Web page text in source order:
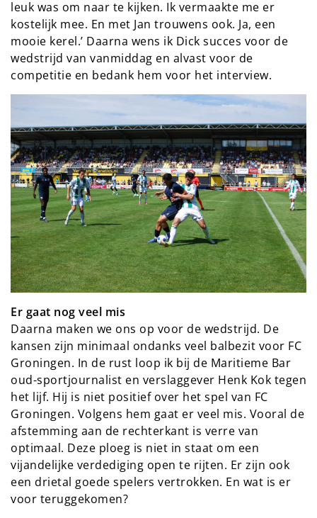
leuk was om naar te kijken. Ik vermaakte me er
kostelijk mee. En met Jan trouwens ook. Ja, een
mooie kerel.’ Daarna wens ik Dick succes voor de
wedstrijd van vanmiddag en alvast voor de
competitie en bedank hem voor het interview.
Er gaat nog veel mis
Daarna maken we ons op voor de wedstrijd. De
kansen zijn minimaal ondanks veel balbezit voor FC
Groningen. In de rust loop ik bij de Maritieme Bar
oud-sportjournalist en verslaggever Henk Kok tegen
het lijf. Hij is niet positief over het spel van FC
Groningen. Volgens hem gaat er veel mis. Vooral de
afstemming aan de rechterkant is verre van
optimaal. Deze ploeg is niet in staat om een
vijandelijke verdediging open te rijten. Er zijn ook
een drietal goede spelers vertrokken. En wat is er
voor teruggekomen?